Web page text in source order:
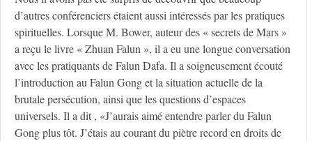
d’autres conférenciers étaient aussi intéressés par les pratiques
spirituelles. Lorsque M. Bower, auteur des « secrets de Mars »
a reçu le livre « Zhuan Falun », il a eu une longue conversation
avec les pratiquants de Falun Dafa. Il a soigneusement écouté
l’introduction au Falun Gong et la situation actuelle de la
brutale persécution, ainsi que les questions d’espaces
universels. Il a dit , «J’aurais aimé entendre parler du Falun
Gong plus tôt. J’étais au courant du piètre record en droits de